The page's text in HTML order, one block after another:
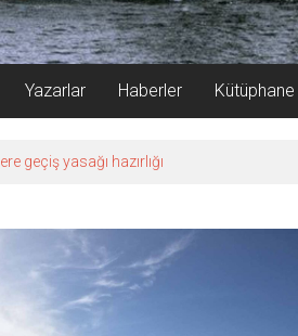
Yazarlar Haberler Kütüphane
geçiş yasağı hazırlığı